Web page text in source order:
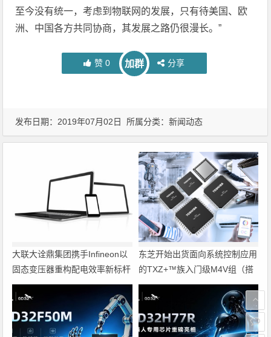
至今没有统一，考虑到物联网的发展，只有待美国、欧
洲、中国各方共同协商，其发展之路仍很漫长。”
赞 0 加群 分享
发布日期：2019年07月02日 所属分类：新闻动态
大联大诠鼎集团携手Infineon以
固态变压器重构配电效率新标杆
东芝开始出货面向系统控制应用
的TXZ+™族入门级M4V组（搭
载Arm Cortex‑M4内核的标准微
控制器）工程样品